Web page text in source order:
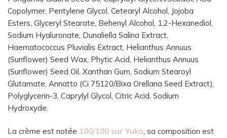
Copolymer, Pentylene Glycol, Cetearyl Alcohol, Jojoba
Esters, Glyceryl Stearate, Behenyl Alcohol, 1,2-Hexanediol,
Sodium Hyaluronate, Dunaliella Salina Extract,
Haematococcus Pluvialis Extract, Helianthus Annuus
(Sunflower) Seed Wax, Phytic Acid, Helianthus Annuus
(Sunflower) Seed Oil, Xanthan Gum, Sodium Stearoyl
Glutamate, Annatto (Ci 75120/Bixa Orellana Seed Extract),
Polyglycerin-3, Caprylyl Glycol, Citric Acid, Sodium
Hydroxyde.
La crème est notée 100/100 sur Yuka, sa composition est